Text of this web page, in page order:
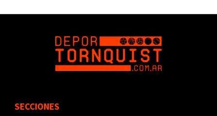
SECCIONES